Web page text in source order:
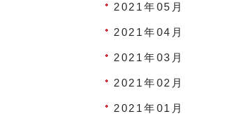
2021年05月
2021年04月
2021年03月
2021年02月
2021年01月